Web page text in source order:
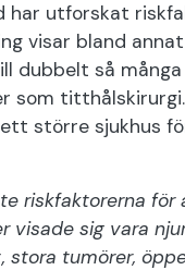
har utforskat
visar bland
dubbelt så många
som
större sjukhus
riskfaktorerna för
visade sig vara
stora tumörer,